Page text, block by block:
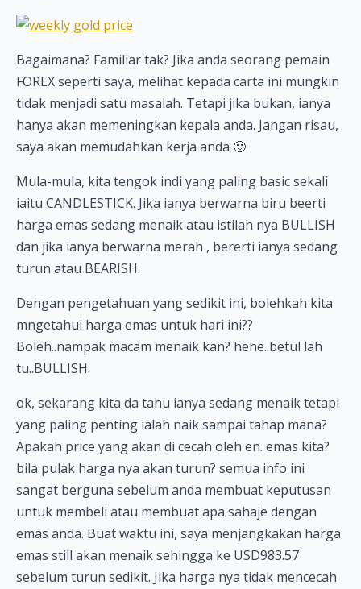
Bagaimana? Familiar tak? Jika anda seorang pemain
FOREX seperti saya, melihat kepada carta ini mungkin
tidak menjadi satu masalah. Tetapi jika bukan, ianya
hanya akan memeningkan kepala anda. Jangan risau,
saya akan memudahkan kerja anda 🙂
Mula-mula, kita tengok indi yang paling basic sekali
iaitu CANDLESTICK. Jika ianya berwarna biru beerti
harga emas sedang menaik atau istilah nya BULLISH
dan jika ianya berwarna merah , bererti ianya sedang
turun atau BEARISH.
Dengan pengetahuan yang sedikit ini, bolehkah kita
mngetahui harga emas untuk hari ini??
Boleh..nampak macam menaik kan? hehe..betul lah
tu..BULLISH.
ok, sekarang kita da tahu ianya sedang menaik tetapi
yang paling penting ialah naik sampai tahap mana?
Apakah price yang akan di cecah oleh en. emas kita?
bila pulak harga nya akan turun? semua info ini
sangat berguna sebelum anda membuat keputusan
untuk membeli atau membuat apa sahaje dengan
emas anda. Buat waktu ini, saya menjangkakan harga
emas still akan menaik sehingga ke USD983.57
sebelum turun sedikit. Jika harga nya tidak mencecah